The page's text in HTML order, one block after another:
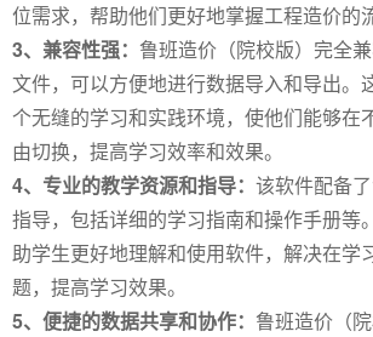
位需求，帮助他们更好地掌握工程造价的
3、兼容性强： 鲁班造价（院校版）完全
文件，可以方便地进行数据导入和导出。
个无缝的学习和实践环境，使他们能够在
由切换，提高学习效率和效果。
4、专业的教学资源和指导： 该软件配备
指导，包括详细的学习指南和操作手册等
助学生更好地理解和使用软件，解决在学
题，提高学习效果。
5、便捷的数据共享和协作： 鲁班造价（